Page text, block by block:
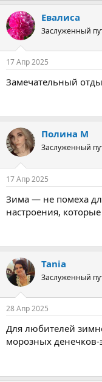
Евалиса
Заслуженный
17 Апр 2025
Замечательный
Полина М
Заслуженный
17 Апр 2025
Зима — не помеха
настроения,
Tania
Заслуженный
28 Апр 2025
Для любителей
морозных денечков-